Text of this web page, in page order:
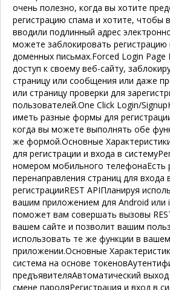
очень полезно, когда вы хотите
регистрацию спама и хотите, чтобы
вводили подлинный адрес
можете заблокировать регистрацию
доменных письмах.Forced Login Page
доступ к своему веб-сайту,
страницу или сообщения или даже
или страницу проверки для
пользователей.One Click Login/Signup
иметь разные формы для
когда вы можете выполнять обе
же формой.Основные
для регистрации и входа в систему
номером мобильного телефонаЕсть
перенаправления страниц для входа
регистрацииREST APIПланируя
вашим приложением для Android или
поможет вам совершать вызовы
вашем сайте и позволит вашим
использовать те же функции в вашем
приложении.Основные
система на основе токенов
предъявителяАвтоматический
смене пароляРегистрация и вход в